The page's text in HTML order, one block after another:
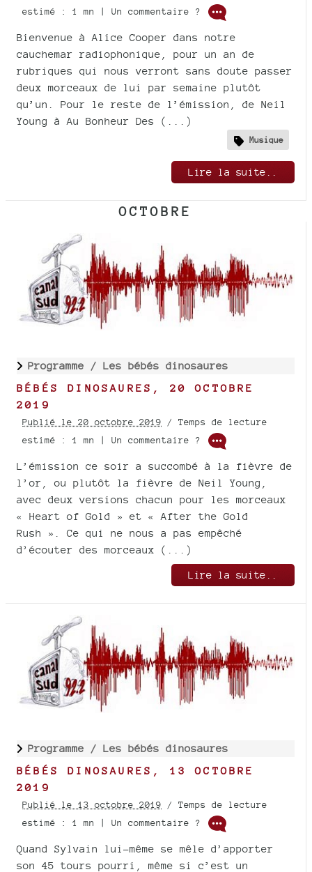
estimé : 1 mn | Un commentaire ?
Bienvenue à Alice Cooper dans notre
cauchemar radiophonique, pour un an de
rubriques qui nous verront sans doute passer
deux morceaux de lui par semaine plutôt
qu’un. Pour le reste de l’émission, de Neil
Young à Au Bonheur Des (...)
Musique
Lire la suite..
OCTOBRE
Programme / Les bébés dinosaures
BÉBÉS DINOSAURES, 20 OCTOBRE
2019
Publié le 20 octobre 2019 / Temps de lecture
estimé : 1 mn | Un commentaire ?
L’émission ce soir a succombé à la fièvre de
l’or, ou plutôt la fièvre de Neil Young,
avec deux versions chacun pour les morceaux
« Heart of Gold » et « After the Gold
Rush ». Ce qui ne nous a pas empêché
d’écouter des morceaux (...)
Lire la suite..
Programme / Les bébés dinosaures
BÉBÉS DINOSAURES, 13 OCTOBRE
2019
Publié le 13 octobre 2019 / Temps de lecture
estimé : 1 mn | Un commentaire ?
Quand Sylvain lui-même se mêle d’apporter
son 45 tours pourri, même si c’est un